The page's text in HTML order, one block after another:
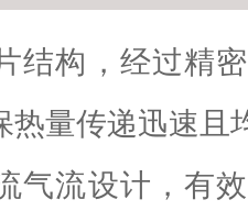
结构，经过精
热量传递迅速且
气流设计，有